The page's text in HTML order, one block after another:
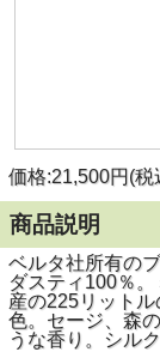
価格:21,500円(税
商品説明
ベルタ社所有の
ダスティ100％
産の225リット
色。セージ、森
うな香り。シル